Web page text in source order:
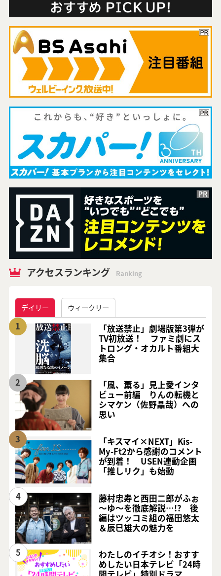
アクセスランキング Ranking
デイリー ウィークリー
1
「放送禁止」劇場版第3弾が
TV初放送！ ファミ劇にス
トロング・オカルト番組大
集合
2
「風、薫る」見上愛インタ
ビュー前編 りんの転機と
シマケン（佐野晶哉）への
思い
3
「キスマイ×NEXT」Kis-
My-Ft2から感謝のコメント
が到着！ USEN連動企画
「推しリク」も始動
4
藤村忠寿と西田二郎がふぉ
～ゆ～を徹底解説…!? 後
編はツッコミ組の福田悠太
＆辰巳雄大の魅力を
5
わたしのイチオシ！おすす
めしたい日本テレビ「24時